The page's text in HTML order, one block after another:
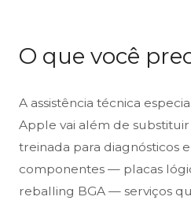
O que você
A assistência técnica
Apple vai além de
treinada para diagnósticos
componentes — placas
reballing BGA — serviços